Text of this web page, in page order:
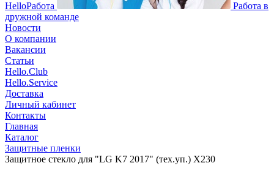
HelloРабота
Работа в
дружной команде
Новости
О компании
Вакансии
Статьи
Hello.Club
Hello.Service
Доставка
Личный кабинет
Контакты
Главная
Каталог
Защитные пленки
Защитное стекло для "LG K7 2017" (тех.уп.) X230